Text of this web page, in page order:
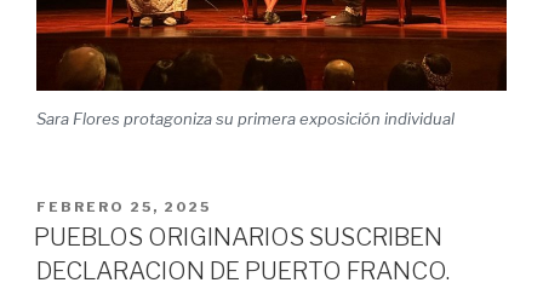
Sara Flores protagoniza su primera exposición individual
PUBLICADO
EL
FEBRERO 25, 2025
PUEBLOS ORIGINARIOS SUSCRIBEN
DECLARACION DE PUERTO FRANCO.